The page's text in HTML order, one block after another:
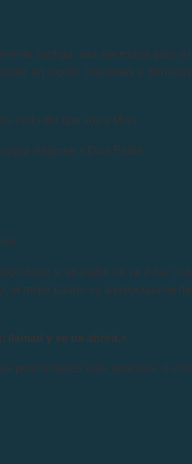
contigo- sea necesaria para mi
en repetir oraciones y fórmulas
cada día que voy a Misa.
para dirigirme a Dios Padre.
si un padre no va a dar una
el mejor padre- va a preocuparse de
llamad y se os abrirá.»
posibilidades más sencillas, o con